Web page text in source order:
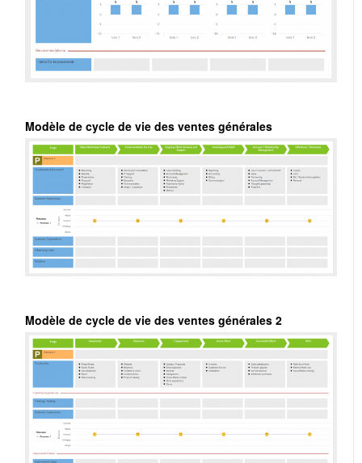
Modèle de cycle de vie des ventes générales
Modèle de cycle de vie des ventes générales 2